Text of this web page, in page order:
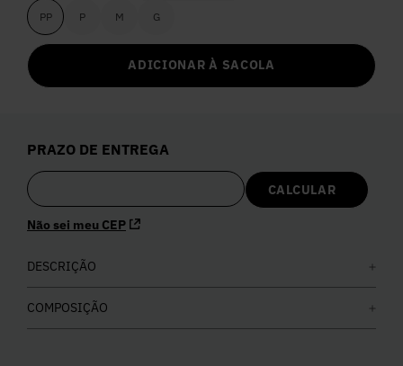
PP
P M G
ADICIONAR À SACOLA
PRAZO DE ENTREGA
Não sei meu CEP
DESCRIÇÃO
COMPOSIÇÃO
5º Calça
6º Colete
7º Vestidos
Calça Jeans